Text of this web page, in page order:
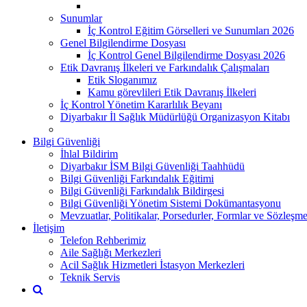
Sunumlar
İç Kontrol Eğitim Görselleri ve Sunumları 2026
Genel Bilgilendirme Dosyası
İç Kontrol Genel Bilgilendirme Dosyası 2026
Etik Davranış İlkeleri ve Farkındalık Çalışmaları
Etik Sloganımız
Kamu görevlileri Etik Davranış İlkeleri
İç Kontrol Yönetim Kararlılık Beyanı
Diyarbakır İl Sağlık Müdürlüğü Organizasyon Kitabı
Bilgi Güvenliği
İhlal Bildirim
Diyarbakır İSM Bilgi Güvenliği Taahhüdü
Bilgi Güvenliği Farkındalık Eğitimi
Bilgi Güvenliği Farkındalık Bildirgesi
Bilgi Güvenliği Yönetim Sistemi Dokümantasyonu
Mevzuatlar, Politikalar, Porsedurler, Formlar ve
İletişim
Telefon Rehberimiz
Aile Sağlığı Merkezleri
Acil Sağlık Hizmetleri İstasyon Merkezleri
Teknik Servis